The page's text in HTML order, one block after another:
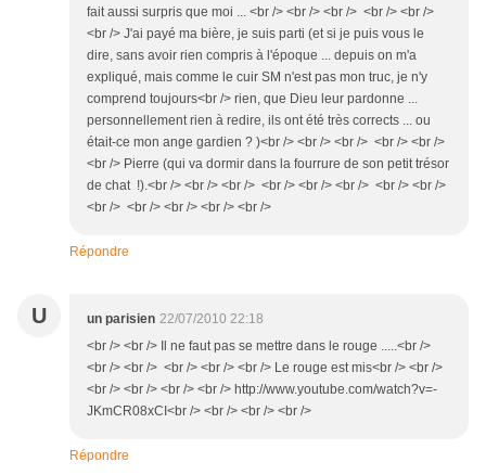
fait aussi surpris que moi ... <br /> <br /> <br /> <br /> <br />
<br /> J'ai payé ma bière, je suis parti (et si je puis vous le
dire, sans avoir rien compris à l'époque ... depuis on m'a
expliqué, mais comme le cuir SM n'est pas mon truc, je n'y
comprend toujours<br /> rien, que Dieu leur pardonne ...
personnellement rien à redire, ils ont été très corrects ... ou
était-ce mon ange gardien ? )<br /> <br /> <br /> <br /> <br />
<br /> Pierre (qui va dormir dans la fourrure de son petit trésor
de chat !).<br /> <br /> <br /> <br /> <br /> <br /> <br /> <br />
<br /> <br /> <br /> <br /> <br />
Répondre
U un parisien 22/07/2010 22:18
<br /> <br /> Il ne faut pas se mettre dans le rouge .....<br />
<br /> <br /> <br /> <br /> <br /> Le rouge est mis<br /> <br />
<br /> <br /> <br /> <br /> http://www.youtube.com/watch?v=-
JKmCR08xCI<br /> <br /> <br /> <br />
Répondre